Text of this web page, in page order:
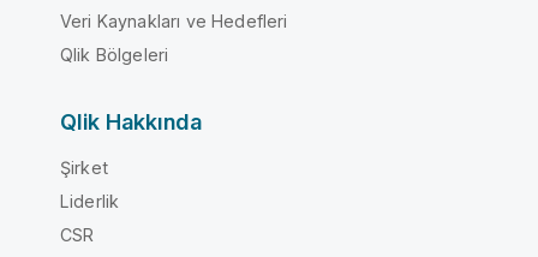
Veri Kaynakları ve Hedefleri
Qlik Bölgeleri
Qlik Hakkında
Şirket
Liderlik
CSR